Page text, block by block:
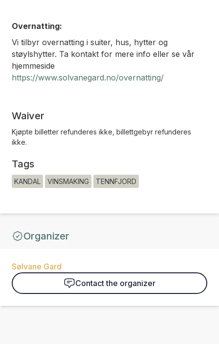
Overnatting:
Vi tilbyr overnatting i suiter, hus, hytter og
støylshytter. Ta kontakt for mere info eller se vår
hjemmeside
https://www.solvanegard.no/overnatting/
Waiver
Kjøpte billetter refunderes ikke, billettgebyr refunderes
ikke.
Tags
KANDAL VINSMAKING TENNFJORD
Organizer
Sølvane Gard
Contact the organizer